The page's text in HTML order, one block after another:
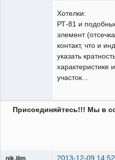
Хотелки:
РТ-81 и
элемент
контакт, что и
указать
характеристике
участок...
Присоединяйтесь!!! Мы в
nik.ilim 2013-12-09